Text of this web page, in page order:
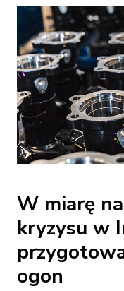
W miarę
kryzysu w
ogon